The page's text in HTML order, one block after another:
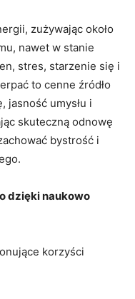
zużywając około
nawet w stanie
stres, starzenie się i
to cenne źródło
jasność umysłu i
skuteczną odnowę
bystrość i
dzięki naukowo
korzyści